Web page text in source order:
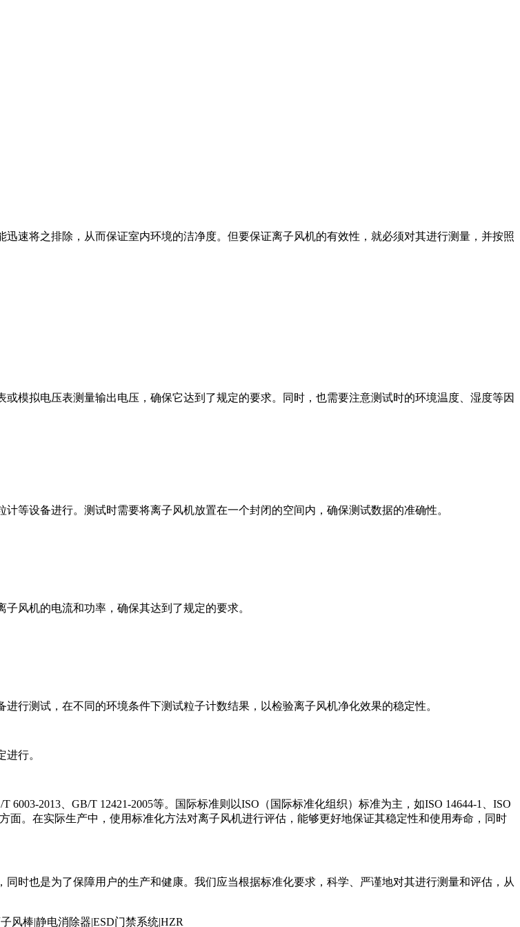
速将之排除，从而保证室内环境的洁净度。但要保证离子风机的有效性，就必须对其进行测量，并按照
模拟电压表测量输出电压，确保它达到了规定的要求。同时，也需要注意测试时的环境温度、湿度等因
等设备进行。测试时需要将离子风机放置在一个封闭的空间内，确保测试数据的准确性。
风机的电流和功率，确保其达到了规定的要求。
行测试，在不同的环境条件下测试粒子计数结果，以检验离子风机净化效果的稳定性。
行。
2013、GB/T 12421-2005等。国际标准则以ISO（国际标准化组织）标准为主，如ISO 14644-1、ISO
面。在实际生产中，使用标准化方法对离子风机进行评估，能够更好地保证其稳定性和使用寿命，同时
时也是为了保障用户的生产和健康。我们应当根据标准化要求，科学、严谨地对其进行测量和评估，从